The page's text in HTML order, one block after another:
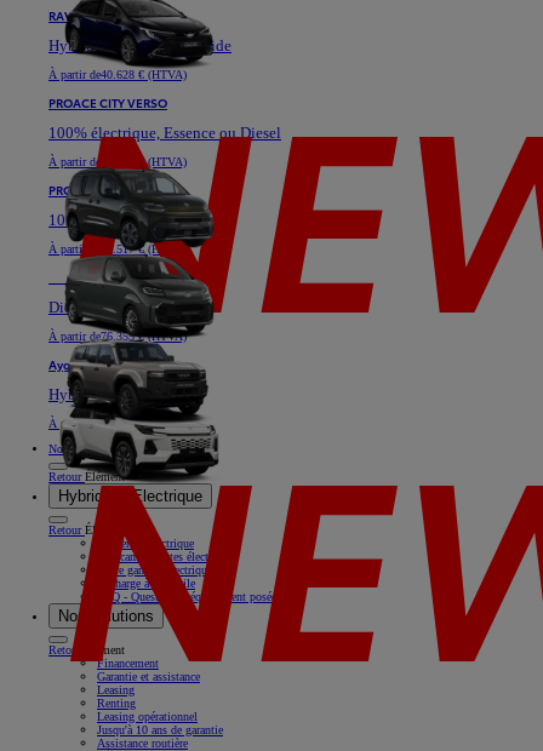
RAV4
Hybride ou Plug-in Hybride
À partir de40.628 € (HTVA)
PROACE CITY VERSO
100% électrique, Essence ou Diesel
À partir de 23.333 € (HTVA)
PROACE VERSO
100% électrique ou Diesel
À partir de 40.517 € (HTVA)
NouveauLand Cruiser
Diesel
À partir de76.355 € (HTVA)
Aygo X
Hybride
À partir de18.769 € (HTVA)
Nos offres
RetourÉlément
Hybride & Electrique
RetourÉlément
Rouler en électrique
Nos camionnettes électriques
Notre gamme électrique
Recharge à domicile
FAQ - Questions fréquemment posées
Nos solutions
Retour
Élément
Financement
Garantie et assistance
Leasing
Renting
Leasing opérationnel
Jusqu'à 10 ans de garantie
Assistance routière